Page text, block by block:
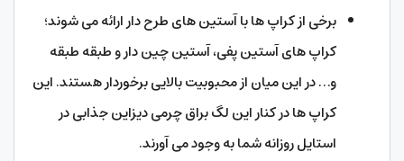
برخی از کراپ ها با آستین های طرح دار ارائه می شوند؛
کراپ های آستین پفی، آستین چین دار و طبقه طبقه
و… در این میان از محبوبیت بالایی برخوردار هستند. این
کراپ ها در کنار این لگ براق چرمی دیزاین جذابی در
استایل روزانه شما به وجود می آورند.